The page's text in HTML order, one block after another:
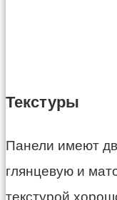
Текстуры
Панели имеют
глянцевую и
текстурой